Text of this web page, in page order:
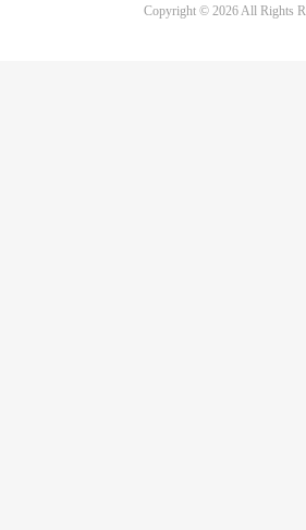
Copyright © 2026 All Rights